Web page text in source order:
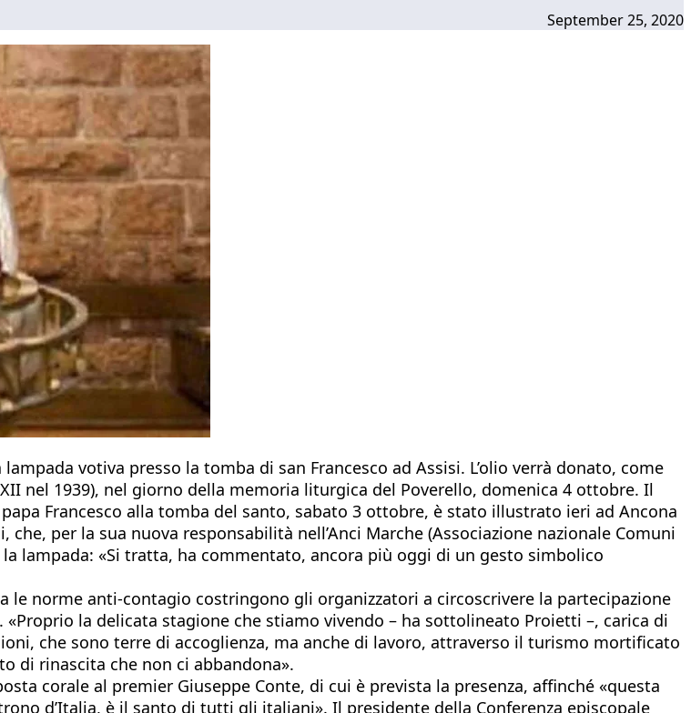
September 25, 2020
votiva presso la tomba di san Francesco ad Assisi. L’olio verrà donato, come
nel 1939), nel giorno della memoria liturgica del Poverello, domenica 4 ottobre. Il
Francesco alla tomba del santo, sabato 3 ottobre, è stato illustrato ieri ad Ancona
per la sua nuova responsabilità nell’Anci Marche (Associazione nazionale Comuni
lampada: «Si tratta, ha commentato, ancora più oggi di un gesto simbolico
le norme anti-contagio costringono gli organizzatori a circoscrivere la partecipazione
la delicata stagione che stiamo vivendo – ha sottolineato Proietti –, carica di
che sono terre di accoglienza, ma anche di lavoro, attraverso il turismo mortificato
di rinascita che non ci abbandona».
corale al premier Giuseppe Conte, di cui è prevista la presenza, affinché «questa
d’Italia, è il santo di tutti gli italiani». Il presidente della Conferenza episcopale